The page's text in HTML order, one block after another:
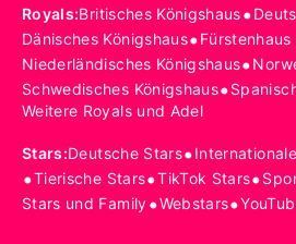
Royals:Britisches Königshaus•
Dänisches Königshaus•
Niederländisches Königshaus•
Schwedisches Königshaus•
Weitere Royals und Adel
Stars:Deutsche Stars•
•Tierische Stars•TikTok Stars•
Stars und Family•Webstars•